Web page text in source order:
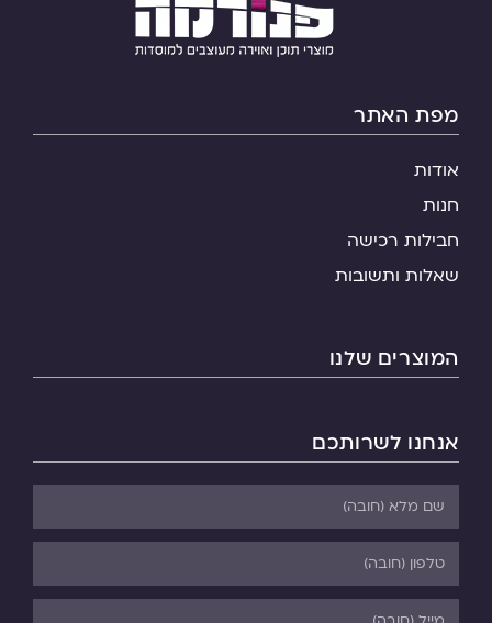
מפת האתר
אודות
חנות
חבילות רכישה
שאלות ותשובות
המוצרים שלנו
אנחנו לשרותכם